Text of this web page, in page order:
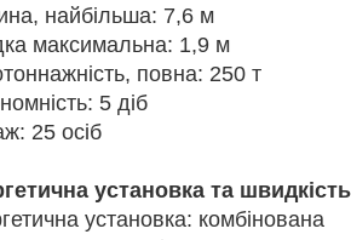
найбільша: 7,6 м
максимальна: 1,9 м
повна: 250 т
5 діб
25 осіб
установка та
установка: комбінована